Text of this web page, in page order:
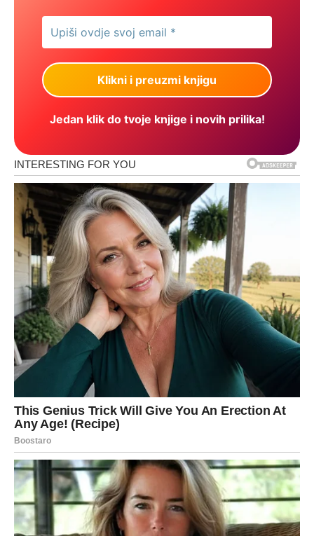
Jedan klik do tvoje knjige i novih prilika!